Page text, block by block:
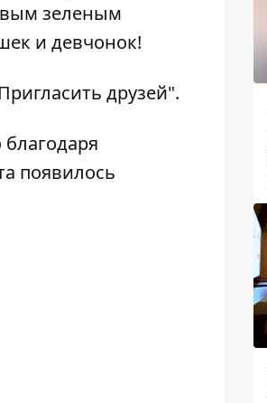
зеленым
и девчонок!
друзей".
появилось